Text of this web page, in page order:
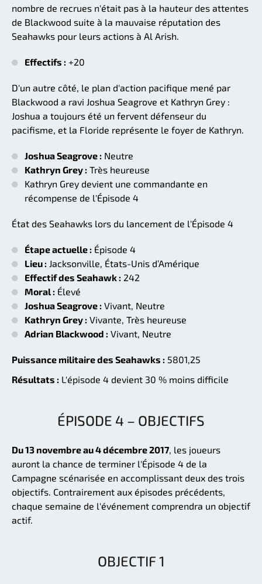
nombre de recrues n'était pas à la hauteur des attentes
de Blackwood suite à la mauvaise réputation des
Seahawks pour leurs actions à Al Arish.
Effectifs : +20
D'un autre côté, le plan d'action pacifique mené par
Blackwood a ravi Joshua Seagrove et Kathryn Grey :
Joshua a toujours été un fervent défenseur du
pacifisme, et la Floride représente le foyer de Kathryn.
Joshua Seagrove : Neutre
Kathryn Grey : Très heureuse
Kathryn Grey devient une commandante en
récompense de l'Épisode 4
État des Seahawks lors du lancement de l'Épisode 4
Étape actuelle : Épisode 4
Lieu : Jacksonville, États-Unis d’Amérique
Effectif des Seahawk : 242
Moral : Élevé
Joshua Seagrove : Vivant, Neutre
Kathryn Grey : Vivante, Très heureuse
Adrian Blackwood : Vivant, Neutre
Puissance militaire des Seahawks : 5801,25
Résultats : L'épisode 4 devient 30 % moins difficile
ÉPISODE 4 – OBJECTIFS
Du 13 novembre au 4 décembre 2017 , les joueurs
auront la chance de terminer l'Épisode 4 de la
Campagne scénarisée en accomplissant deux des trois
objectifs. Contrairement aux épisodes précédents,
chaque semaine de l'événement comprendra un objectif
actif.
OBJECTIF 1